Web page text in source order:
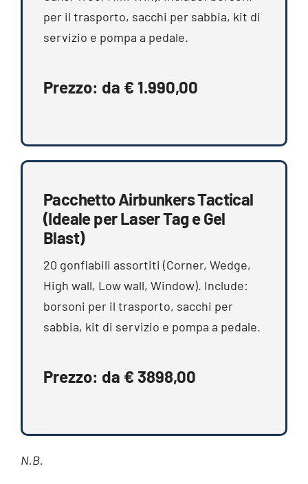
per il trasporto, sacchi per sabbia, kit di
servizio e pompa a pedale.
Prezzo: da € 1.990,00
Pacchetto Airbunkers Tactical
(Ideale per Laser Tag e Gel
Blast)
20 gonfiabili assortiti (Corner, Wedge,
High wall, Low wall, Window). Include:
borsoni per il trasporto, sacchi per
sabbia, kit di servizio e pompa a pedale.
Prezzo: da € 3898,00
N.B.